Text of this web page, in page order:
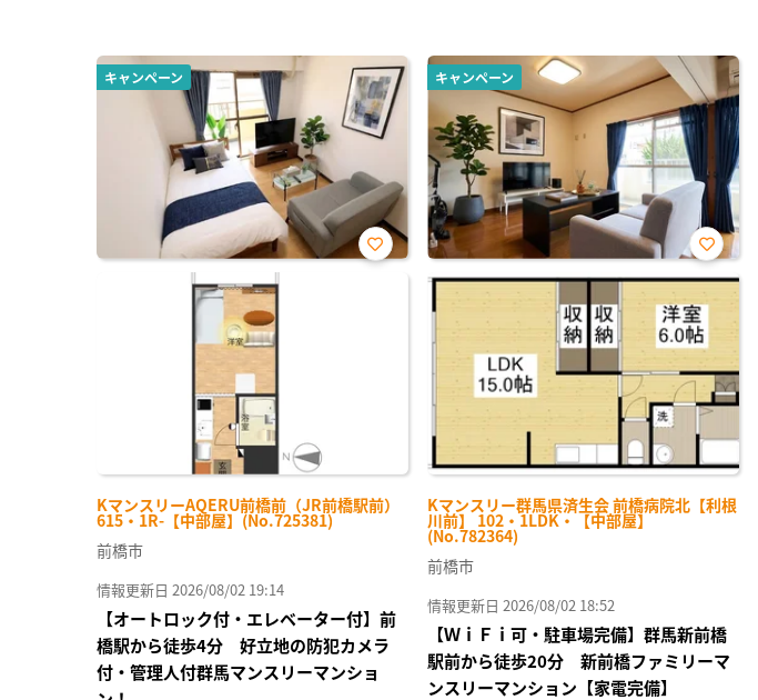
キャンペーン
KマンスリーAQERU前橋前（JR前橋駅前）
615・1R-【中部屋】(No.725381)
お気
前橋市
情報更新日 2026/08/02 19:14
【オートロック付・エレベーター付】前
橋駅から徒歩4分 好立地の防犯カメラ
付・管理人付群馬マンスリーマンショ
キャンペーン
Kマンスリー群馬県済生会 前橋病院北【利根
川前】 102・1LDK・【中部屋】
(No.782364)
お気
に入
り登
録
前橋市
情報更新日 2026/08/02 18:52
【ＷｉＦｉ可・駐車場完備】群馬新前橋
駅前から徒歩20分 新前橋ファミリーマ
ンスリーマンション【家電完備】